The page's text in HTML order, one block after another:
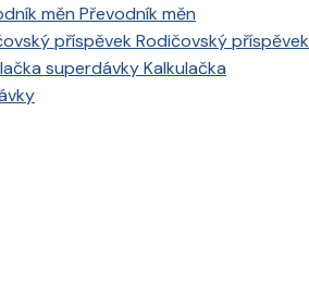
Převodník měn
Rodičovský příspěvek
Kalkulačka